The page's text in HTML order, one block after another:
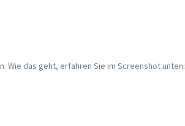
Wie das geht, erfahren Sie im Screenshot unten: